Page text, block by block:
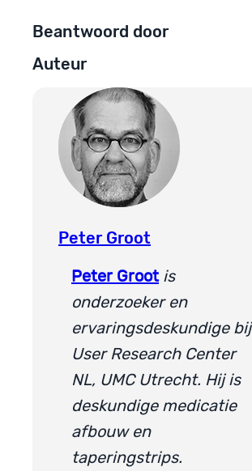
Beantwoord door
Auteur
Peter Groot
Peter Groot is
onderzoeker en
ervaringsdeskundige bij
User Research Center
NL, UMC Utrecht. Hij is
deskundige medicatie
afbouw en
taperingstrips.